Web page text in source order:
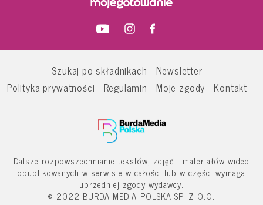
Szukaj po składnikach
Newsletter
Polityka prywatności
Regulamin Moje zgody Kontakt
Dalsze rozpowszechnianie tekstów, zdjęć i materiałów wideo
opublikowanych w serwisie w całości lub w części wymaga
uprzedniej zgody wydawcy.
© 2022 BURDA MEDIA POLSKA SP. Z O.O.